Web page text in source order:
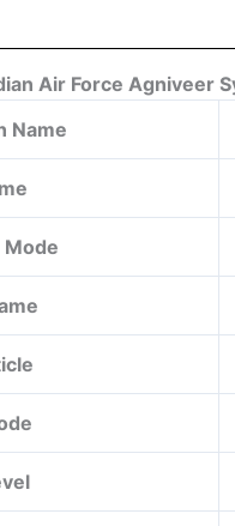
Air Force Agniveer
Name